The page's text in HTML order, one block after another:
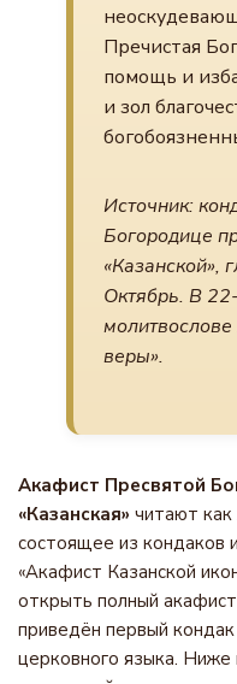
Пречистая
помощь и
и зол
Источник:
Богородице
«Казанской»,
Октябрь. В
молитвослове
веры».
Акафист Пресвятой
«Казанская» читают как
состоящее из кондаков
«Акафист Казанской
открыть полный
приведён первый
церковного языка.